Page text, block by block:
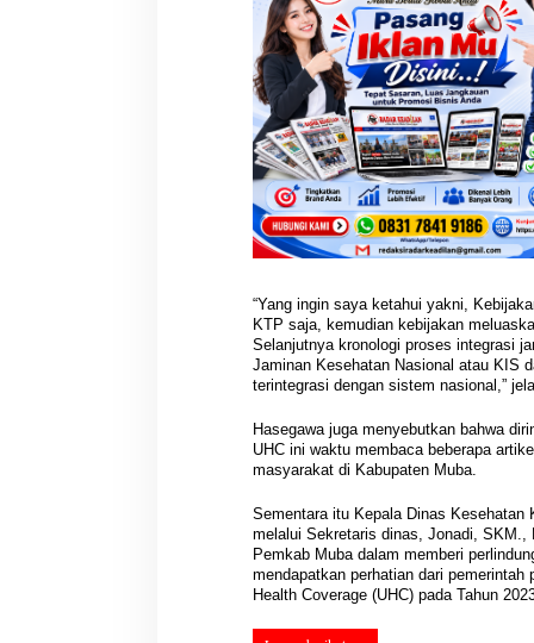
“Yang ingin saya ketahui yakni,
KTP saja, kemudian kebijakan
Selanjutnya kronologi proses integrasi
Jaminan Kesehatan Nasional atau KIS
terintegrasi dengan sistem nasional,”
Hasegawa juga menyebutkan bahwa
UHC ini waktu membaca beberapa
masyarakat di Kabupaten Muba.
Sementara itu Kepala Dinas Kesehatan
melalui Sekretaris dinas, Jonadi,
Pemkab Muba dalam memberi
mendapatkan perhatian dari pemerintah
Health Coverage (UHC) pada Tahun
Hasil Reses III
Disampaikan ke
Acuan
POLITIK, Sumatera Selatan